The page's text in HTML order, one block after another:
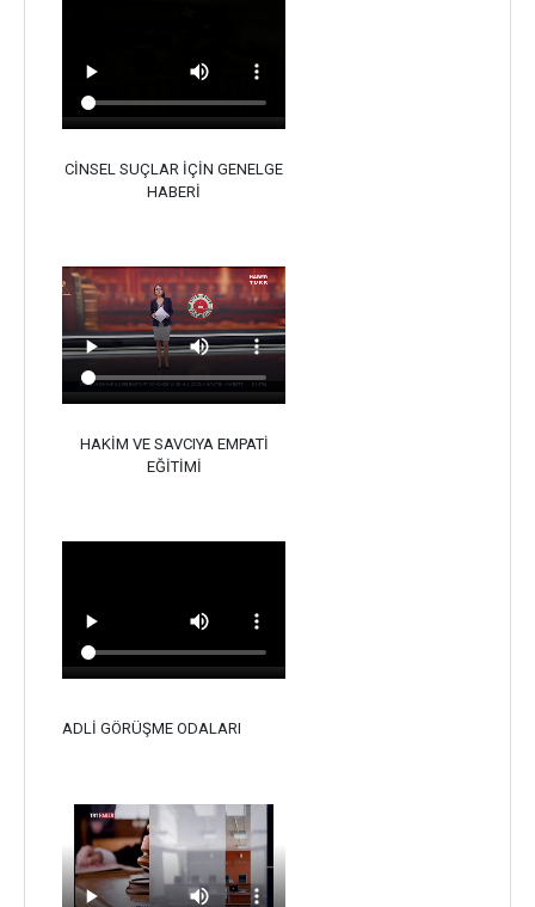
CİNSEL SUÇLAR İÇİN GENELGE
HABERİ
HAKİM VE SAVCIYA EMPATİ
EĞİTİMİ
ADLİ GÖRÜŞME ODALARI